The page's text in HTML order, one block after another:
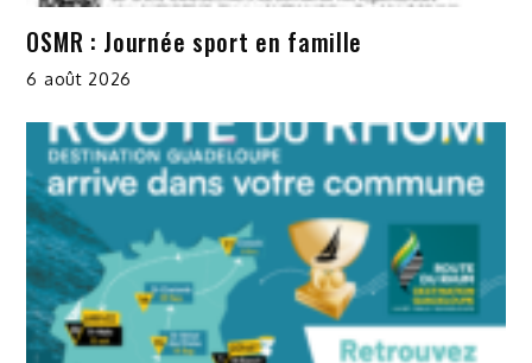
OSMR : Journée sport en famille
6 août 2026